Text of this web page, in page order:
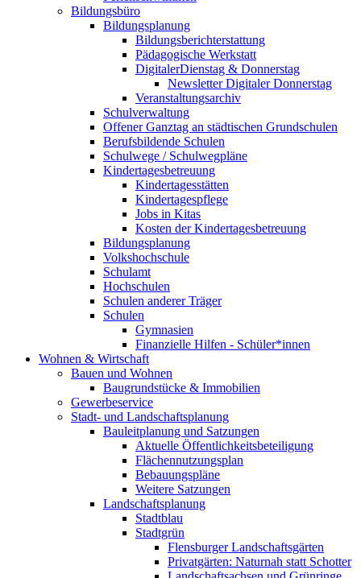
Bildungsbüro
Bildungsplanung
Bildungsberichterstattung
Pädagogische Werkstatt
DigitalerDienstag & Donnerstag
Newsletter Digitaler Donnerstag
Veranstaltungsarchiv
Schulverwaltung
Offener Ganztag an städtischen Grundschulen
Berufsbildende Schulen
Schulwege / Schulwegpläne
Kindertagesbetreuung
Kindertagesstätten
Kindertagespflege
Jobs in Kitas
Kosten der Kindertagesbetreuung
Bildungsplanung
Volkshochschule
Schulamt
Hochschulen
Schulen anderer Träger
Schulen
Gymnasien
Finanzielle Hilfen - Schüler*innen
Wohnen & Wirtschaft
Bauen und Wohnen
Baugrundstücke & Immobilien
Gewerbeservice
Stadt- und Landschaftsplanung
Bauleitplanung und Satzungen
Aktuelle Öffentlichkeitsbeteiligung
Flächennutzungsplan
Bebauungspläne
Weitere Satzungen
Landschaftsplanung
Stadtblau
Stadtgrün
Flensburger Landschaftsgärten
Privatgärten: Naturnah statt Schotter